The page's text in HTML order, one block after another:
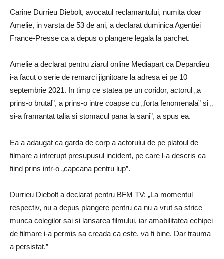
Carine Durrieu Diebolt, avocatul reclamantului, numita doar
Amelie, in varsta de 53 de ani, a declarat duminica Agentiei
France-Presse ca a depus o plangere legala la parchet.
Amelie a declarat pentru ziarul online Mediapart ca Depardieu
i-a facut o serie de remarci jignitoare la adresa ei pe 10
septembrie 2021. In timp ce statea pe un coridor, actorul „a
prins-o brutal”, a prins-o intre coapse cu „forta fenomenala” si „
si-a framantat talia si stomacul pana la sani”, a spus ea.
Ea a adaugat ca garda de corp a actorului de pe platoul de
filmare a intrerupt presupusul incident, pe care l-a descris ca
fiind prins intr-o „capcana pentru lup”.
Durrieu Diebolt a declarat pentru BFM TV: „La momentul
respectiv, nu a depus plangere pentru ca nu a vrut sa strice
munca colegilor sai si lansarea filmului, iar amabilitatea echipei
de filmare i-a permis sa creada ca este. va fi bine. Dar trauma
a persistat.”